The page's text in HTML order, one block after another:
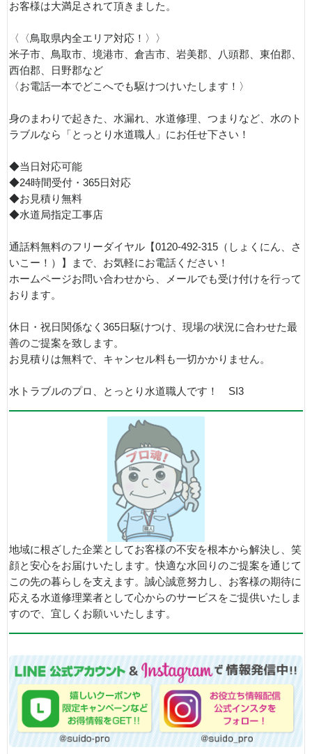
お客様は大満足されて頂きました。
〈〈鳥取県内全エリア対応！〉〉
米子市、鳥取市、境港市、倉吉市、岩美郡、八頭郡、東伯郡、
西伯郡、日野郡など
〈お電話一本でどこへでも駆けつけいたします！〉
身のまわりで起きた、水漏れ、水道修理、つまりなど、水のト
ラブルなら「とっとり水道職人」にお任せ下さい！
◆当日対応可能
◆24時間受付・365日対応
◆お見積り無料
◆水道局指定工事店
通話料無料のフリーダイヤル【0120-492-315（しょくにん、さ
いこー！）】まで、お気軽にお電話ください！
ホームページお問い合わせから、メールでも受け付けを行って
おります。
休日・祝日関係なく365日駆けつけ、現場の状況に合わせた最
善のご提案を致します。
お見積りは無料で、キャンセル料も一切かかりません。
水トラブルのプロ、とっとり水道職人です！ SI3
地域に根ざした企業としてお客様の不安を根本から解決し、笑
顔と安心をお届けいたします。快適な水回りのご提案を通じて
この先の暮らしを支えます。誠心誠意努力し、お客様の期待に
応える水道修理業者として心からのサービスをご提供いたしま
すので、宜しくお願いいたします。